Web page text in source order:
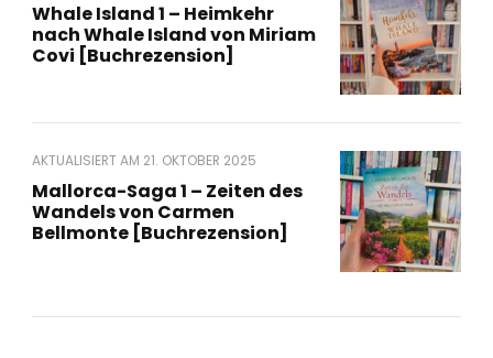
Whale Island 1 – Heimkehr
nach Whale Island von Miriam
Covi [Buchrezension]
AKTUALISIERT AM 21. OKTOBER 2025
Mallorca-Saga 1 – Zeiten des
Wandels von Carmen
Bellmonte [Buchrezension]